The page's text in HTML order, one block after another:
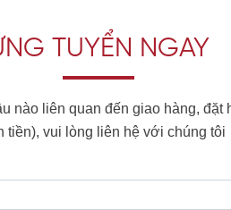
TUYỂN NGAY
nào liên quan đến giao hàng, đặt
tiền), vui lòng liên hệ với chúng tôi